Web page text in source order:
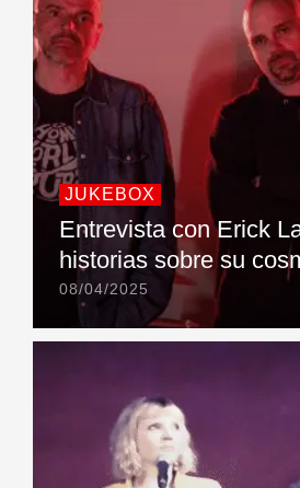
JUKEBOX
Entrevista con Erick
historias sobre su
08/04/2025